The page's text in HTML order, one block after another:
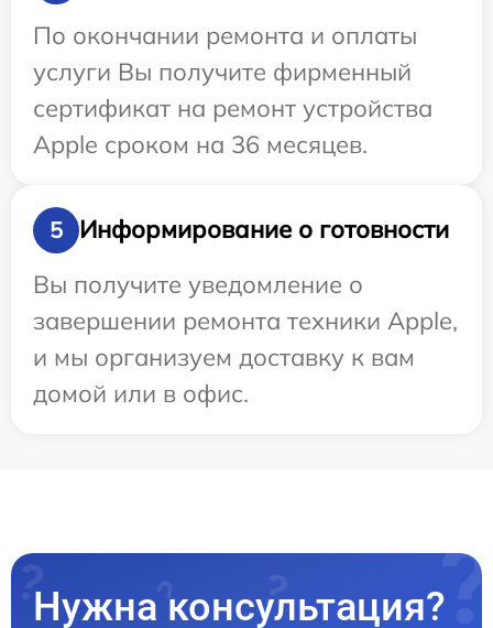
По окончании ремонта и оплаты
услуги Вы получите фирменный
сертификат на ремонт устройства
Apple сроком на 36 месяцев.
5
Информирование о готовности
Вы получите уведомление о
завершении ремонта техники Apple,
и мы организуем доставку к вам
домой или в офис.
Нужна консультация?